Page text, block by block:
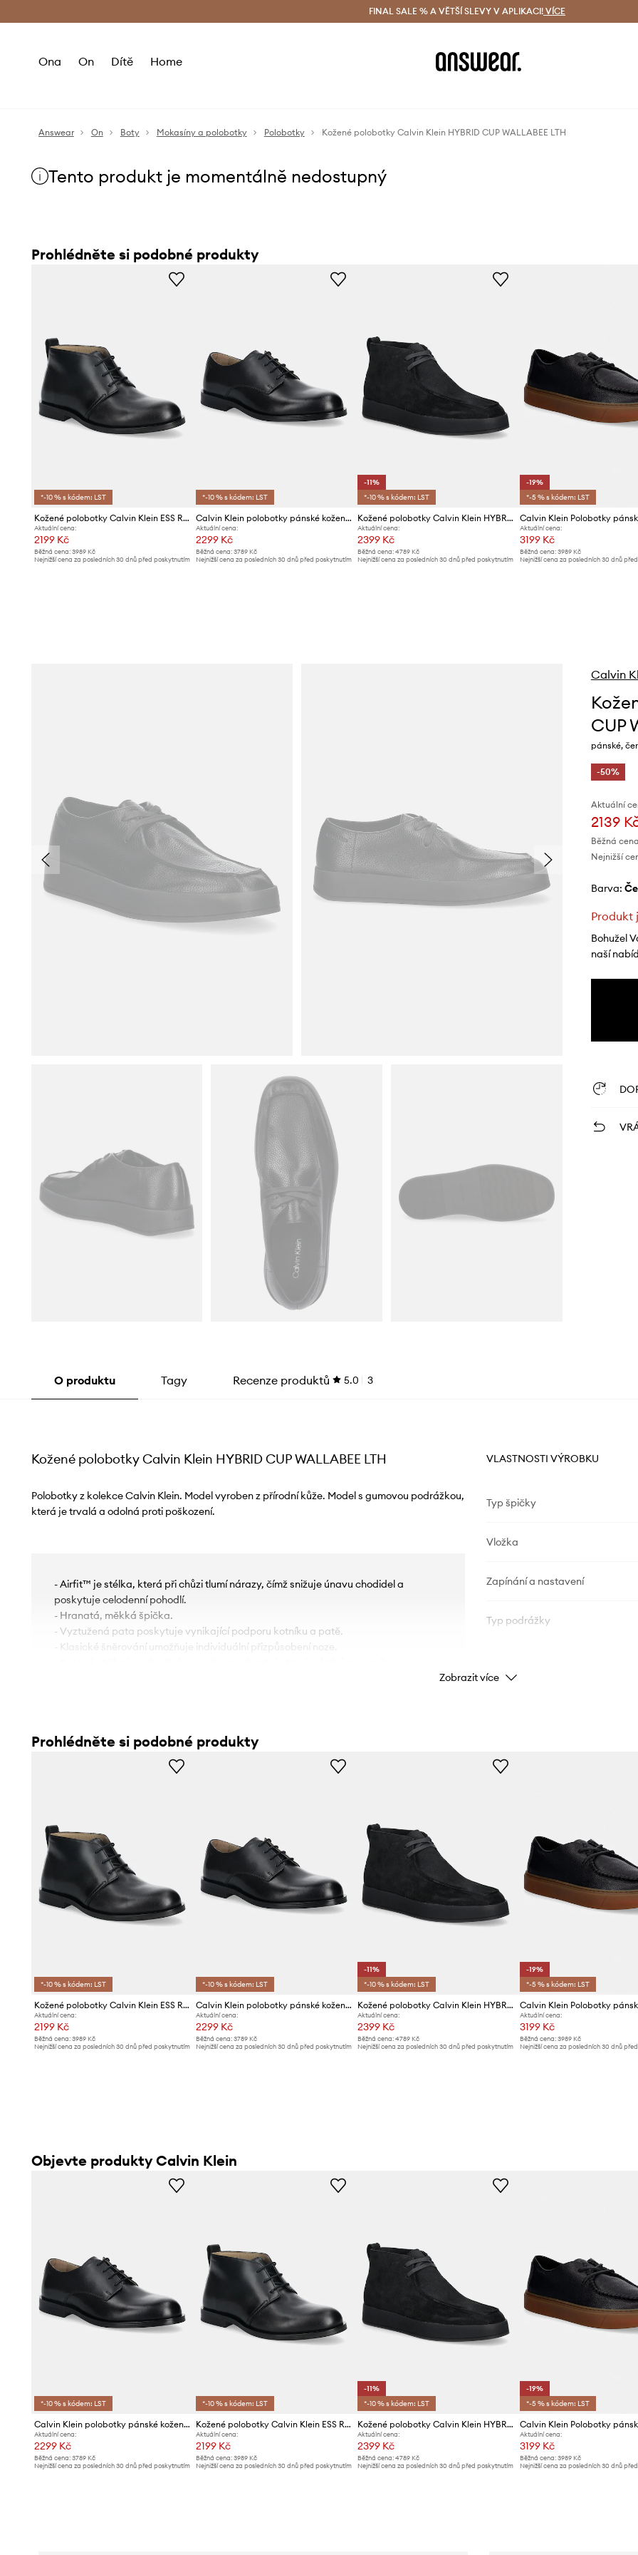
Doručení a vrácení zdarma (od 1800 Kč) Doručení i do 24 h
FINAL SALE % A VĚTŠÍ SLEVY V APLIKACI! VÍCE
Ona On Dítě Home
Answear On Boty Mokasíny a polobotky Polobotky Kožené polobotky Calvin Klein HYBRID CUP WALLABEE LTH
Tento produkt je momentálně nedostupný
Prohlédněte si podobné produkty
*-10 % s kódem: LST
Kožené polobotky Calvin Klein ESS RUBBER DESERT BOOT LTH
Aktuální cena:
2199 Kč
Běžná cena: 3989 Kč
Nejnižší cena za posledních 30 dnů před poskytnutím
*-10 % s kódem: LST
Calvin Klein polobotky pánské kožené ESS RUBBER DERBY LTH
Aktuální cena:
2299 Kč
Běžná cena:3789 Kč
Nejnižší cena za posledních 30 dnů před poskytnutím
-11%
*-10 % s kódem: LST
Kožené polobotky Calvin Klein HYBRID CUP APRON BOOT NU W
Aktuální cena:
2399 Kč
Běžná cena: 4789 Kč
Nejnižší cena za posledních 30 dnů před poskytnutím
-19%
*-5 % s kódem: LST
Aktuální cena:
3199 Kč
Běžná cena: 3989 Kč
Nejnižší cena za posledních 30 dnů
Calvin
CUP
pánské,
-50%
Aktuální
2139
Běžná
Nejnižší
Barva:
Produkt
Bohužel
naší
O produktu Tagy Recenze produktů 5.0 3
Kožené polobotky Calvin Klein HYBRID CUP WALLABEE LTH
Polobotky z kolekce Calvin Klein. Model vyroben z přírodní kůže. Model s gumovou podrážkou,
která je trvalá a odolná proti poškození.
- Airfit™ je stélka, která při chůzi tlumí nárazy, čímž snižuje únavu chodidel a
poskytuje celodenní pohodlí.
- Hranatá, měkká špička.
- Vyztužená pata poskytuje vynikající podporu kotníku a patě.
- Klasické šněrování umožňuje individuální přizpůsobení noze.
VLASTNOSTI VÝROBKU
Typ špičky
Vložka
Zapínání a nastavení
Typ podrážky
ÚDAJE O VÝROBKU
Barva
ID produktu
Zobrazit více
Prohlédněte si podobné produkty
*-10 % s kódem: LST
Kožené polobotky Calvin Klein ESS RUBBER DESERT BOOT LTH
Aktuální cena:
2199 Kč
Běžná cena: 3989 Kč
Nejnižší cena za posledních 30 dnů před poskytnutím
*-10 % s kódem: LST
Calvin Klein polobotky pánské kožené ESS RUBBER DERBY LTH
Aktuální cena:
2299 Kč
Běžná cena:3789 Kč
Nejnižší cena za posledních 30 dnů před poskytnutím
-11%
*-10 % s kódem: LST
Kožené polobotky Calvin Klein HYBRID CUP APRON BOOT NU W
Aktuální cena:
2399 Kč
Běžná cena: 4789 Kč
Nejnižší cena za posledních 30 dnů před poskytnutím
-19%
*-5 % s kódem: LST
Aktuální cena:
3199 Kč
Běžná cena: 3989 Kč
Nejnižší cena za posledních 30 dnů
Objevte produkty Calvin Klein
*-10 % s kódem: LST
Calvin Klein polobotky pánské kožené ESS RUBBER DERBY LTH
Aktuální cena:
2299 Kč
Běžná cena: 3789 Kč
Nejnižší cena za posledních 30 dnů před poskytnutím
*-10 % s kódem: LST
Kožené polobotky Calvin Klein ESS RUBBER DESERT BOOT LTH
Aktuální cena:
2199 Kč
Běžná cena:3989 Kč
Nejnižší cena za posledních 30 dnů před poskytnutím
-11%
*-10 % s kódem: LST
Kožené polobotky Calvin Klein HYBRID CUP APRON BOOT NU W
Aktuální cena:
2399 Kč
Běžná cena: 4789 Kč
Nejnižší cena za posledních 30 dnů před poskytnutím
-19%
*-5 % s kódem: LST
Aktuální cena:
3199 Kč
Běžná cena: 3989 Kč
Nejnižší cena za posledních 30 dnů